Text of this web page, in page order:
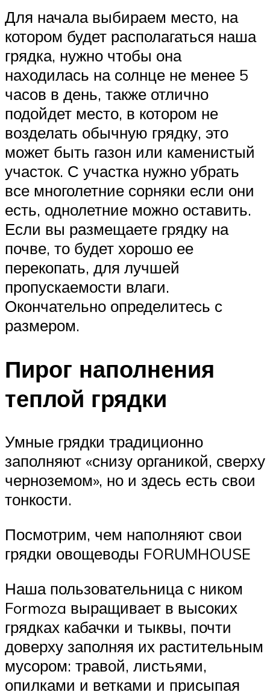
Для начала выбираем место, на
котором будет располагаться наша
грядка, нужно чтобы она
находилась на солнце не менее 5
часов в день, также отлично
подойдет место, в котором не
возделать обычную грядку, это
может быть газон или каменистый
участок. С участка нужно убрать
все многолетние сорняки если они
есть, однолетние можно оставить.
Если вы размещаете грядку на
почве, то будет хорошо ее
перекопать, для лучшей
пропускаемости влаги.
Окончательно определитесь с
размером.
Пирог наполнения
теплой грядки
Умные грядки традиционно
заполняют «снизу органикой, сверху
черноземом», но и здесь есть свои
тонкости.
Посмотрим, чем наполняют свои
грядки овощеводы FORUMHOUSE
Наша пользовательница с ником
Formoza выращивает в высоких
грядках кабачки и тыквы, почти
доверху заполняя их растительным
мусором: травой, листьями,
опилками и ветками и присыпая